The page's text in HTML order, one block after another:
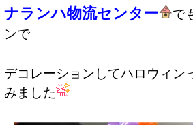
ナランハ物流センター
で
ンで
デコレーションしてハロウィン
みました